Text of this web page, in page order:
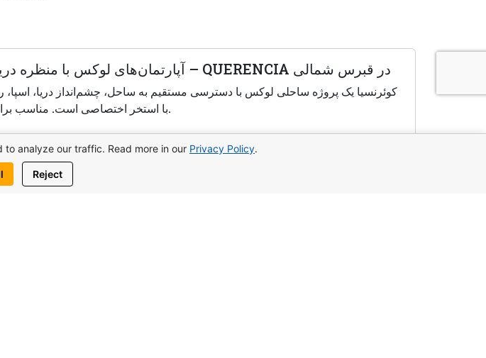
آپارتمان‌های لوکس با منظره دریا و ساحل اختصاصی – QUERENCIA در قبرس شمالی
کوئرنسیا یک پروژه ساحلی لوکس با دسترسی مستقیم به ساحل، چشم‌انداز دریا،
با استخر اختصاصی است. مناسب برای زندگی و سرمایه‌گذاری.
analyze our traffic. Read more in our Privacy Policy.
Reject